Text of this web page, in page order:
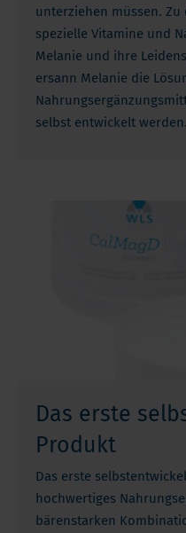
unterziehen müssen. Zu
spezielle Vitamine und
Melanie und ihre
ersann Melanie die
selbst entwickelt werden.
Das erste
Produkt
Das erste
hochwertiges
bärenstarken